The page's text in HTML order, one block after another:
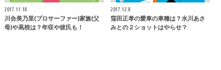
2017.11.18
川合美乃里(プロサーファー)家族(父
母)や高校は？年収や彼氏も！
2017.12.8
窪田正孝の愛車の車種は？水川あさ
みとの２ショットはやらせ？